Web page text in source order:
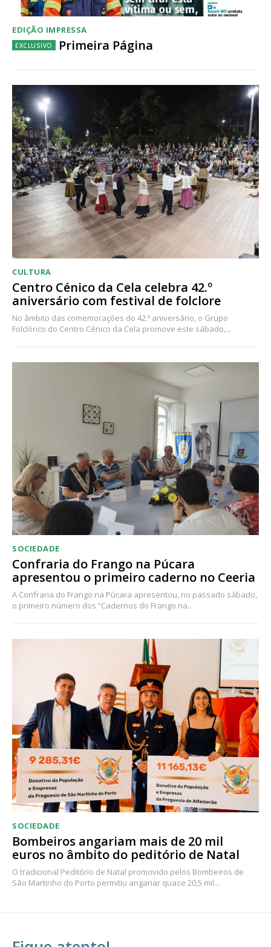
EDIÇÃO IMPRESSA
Primeira Página
CULTURA
Centro Cénico da Cela celebra 42.º
aniversário com festival de folclore
No âmbito das comemorações do 42.º aniversário, o Grupo
Folclórico do Centro Cénico da Cela promove este sábado,...
SOCIEDADE
Confraria do Frango na Púcara
apresentou o primeiro caderno no Ceeria
A Confraria do Frango na Púcara apresentou, no passado sábado,
o primeiro número dos “Cadernos do Frango na...
SOCIEDADE
Bombeiros angariam mais de 20 mil
euros no âmbito do peditório de Natal
O tradicional Peditório de Natal promovido pelos Bombeiros de
São Martinho do Porto permitiu angariar quase 20,5 mil...